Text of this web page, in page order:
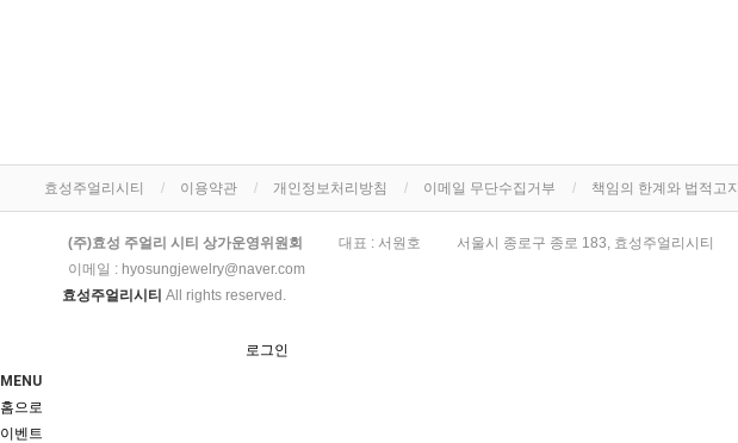
효성주얼리시티 이용약관 개인정보처리방침 이메일 무단수집거부 책임의 한계와 법적고지
(주)효성 주얼리 시티 상가운영위원회 대표 : 서원호 서울시 종로구 종로 183, 효성주얼리시티
이메일 : hyosungjewelry@naver.com
효성주얼리시티 All rights reserved.
로그인
MENU
홈으로
이벤트